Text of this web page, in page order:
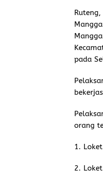
Ruteng,
pada
orang
1.
2.